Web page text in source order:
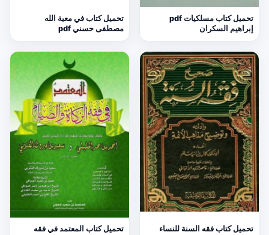
تحميل كتاب مسلكيات pdf
إبراهيم السكران
تحميل كتاب في معية الله
مصطفى حسني pdf
تحميل كتاب فقه السنة للنساء
تحميل كتاب المعتمد في فقه